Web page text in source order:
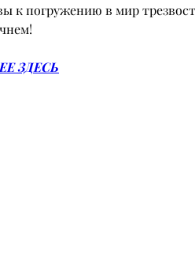
к погружению в мир
ЗДЕСЬ